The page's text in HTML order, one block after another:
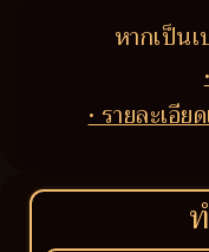
หากเป็น
• รายละเอี